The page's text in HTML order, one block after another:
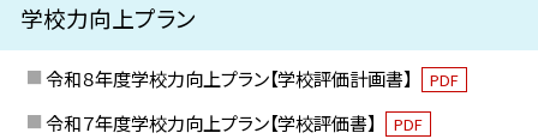
学校力向上プラン
令和８年度学校力向上プラン【学校評価計画書】 PDF
令和７年度学校力向上プラン【学校評価書】 PDF